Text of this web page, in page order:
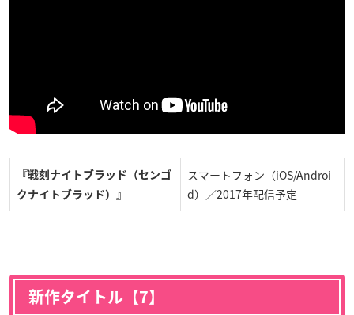
『戦刻ナイトブラッド（センゴ
クナイトブラッド）』
スマートフォン（iOS/Androi
d）／2017年配信予定
新作タイトル【7】